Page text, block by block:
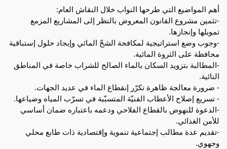
أهم المواضيع التي طرحها النواب خلال النقاش العام:
-تثمين مشروع القانون المعروض بالنظر إلى المشاريع المزمع
تمويلها وإنجازها.
-وجوب وضع استراتيجية لمكافحة الشحّ المائي وإيجاد حلول إستباقية
محافظة على الثروة المائية.
-المطالبة بتزويد السكان بالماء الصالح للشراب خاصة في المناطق
النائية.
- ضرورة معالجة ظاهرة تكرّر إنقطاع الماء في عديد الجهات.
- تسريع إصلاح الأعطاب الفنيّة المتسبّبة في تسرّب المياه وضياعها.
-الدعوة للنهوض بالقطاع الفلاحي ودعمه باعتباره ضمان أساسي
للأمن الغذائي.
-تقديم عدة مطالب إجتماعية تنموية وإقتصادية ذات طابع محلي
وجهوي.